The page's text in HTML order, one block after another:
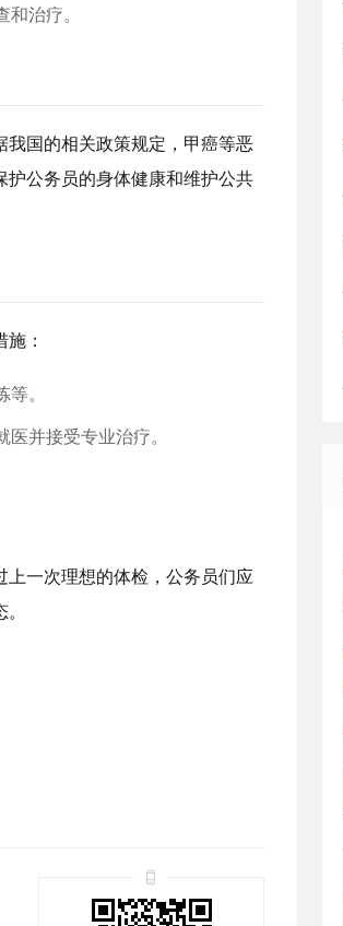
治疗。
国的相关政策规定，甲癌等恶
公务员的身体健康和维护公共
：
。
并接受专业治疗。
一次理想的体检，公务员们应